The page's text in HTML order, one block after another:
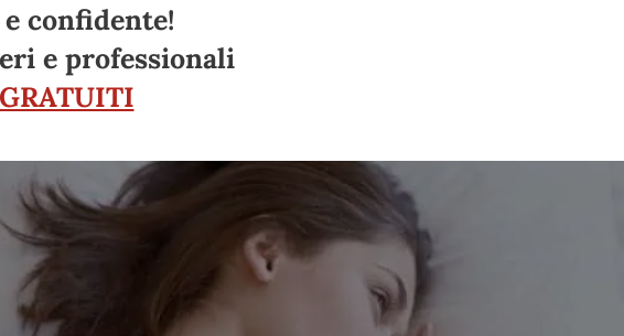
confidente!
e professionali